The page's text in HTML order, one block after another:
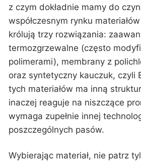
z czym dokładnie mamy do
współczesnym rynku
królują trzy rozwiązania:
termozgrzewalne (często
polimerami), membrany z
oraz syntetyczny kauczuk, czyli
tych materiałów ma inną
inaczej reaguje na niszczące
wymaga zupełnie innej
poszczególnych pasów.
Wybierając materiał, nie patrz